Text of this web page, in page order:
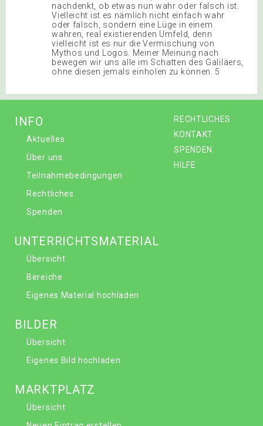
RECHTLICHES
KONTAKT
SPENDEN
HILFE
INFO
Aktuelles
Über uns
Teilnahmebedingungen
Rechtliches
Spenden
UNTERRICHTSMATERIAL
Übersicht
Bereiche
Eigenes Material hochladen
BILDER
Übersicht
Eigenes Bild hochladen
MARKTPLATZ
Übersicht